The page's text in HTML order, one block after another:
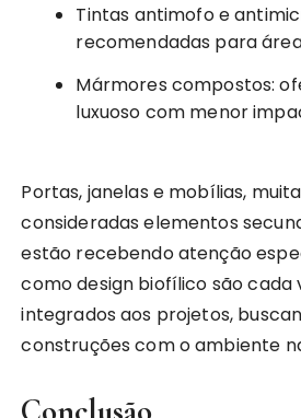
Tintas antimofo e
recomendadas para
Mármores compostos:
luxuoso com menor
Portas, janelas e mobílias,
consideradas elementos
estão recebendo atenção
como design biofílico são cada
integrados aos projetos,
construções com o ambiente